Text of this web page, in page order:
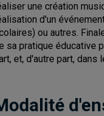
une création
d'un
ou autres.
sa pratique éducative
et, d'autre part, dans